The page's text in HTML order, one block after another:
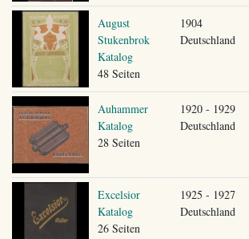
August
Stukenbrok
Katalog
48 Seiten
1904
Deutschland
Auhammer
Katalog
28 Seiten
1920 - 1929
Deutschland
Excelsior
Katalog
26 Seiten
1925 - 1927
Deutschland